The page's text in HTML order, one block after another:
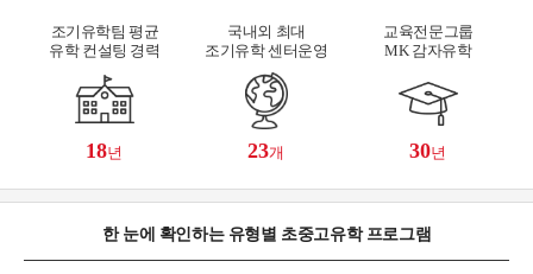
조기유학팀 평균
유학 컨설팅 경력
18년
국내외 최대
조기유학 센터운영
23개
교육전문그룹
MK 감자유학
30년
한 눈에 확인하는 유형별 초중고유학 프로그램